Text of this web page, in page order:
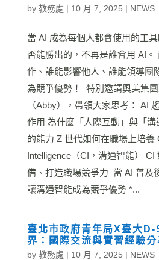
by 教務處 | 10 月 7, 2025 | NEWS
當 AI 成為每個人都會使用的工
否能勝出的，不再是誰會用 AI。
作、誰能影響他人、誰能領導團
為競爭優勢！ ​ 特別邀請奧美集
（Abby），帶領大家思考： AI
作用 為什麼「人際互動」與「
的能力 Z 世代如何在職場上培養
Intelligence（CI，溝通智能） CI
備、打造職場競爭力 ​ 當 AI 普及
讓溝通智能成為競爭優勢 *...
臺北市政府青年局X臺大
界：國際交流與實習經驗分
by 教務處 | 10 月 7, 2025 | NEWS